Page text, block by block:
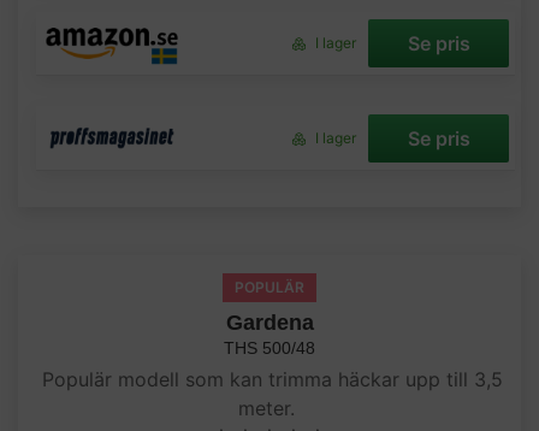
I lager Se pris
I lager Se pris
POPULÄR
Gardena
THS 500/48
Populär modell som kan trimma häckar upp till 3,5
meter.